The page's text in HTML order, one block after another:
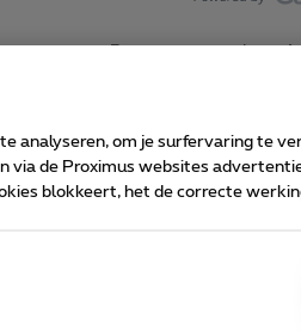
Forumvoorwaarden
©2026Proximus
analyseren, om je surfervaring te
de Proximus websites
blokkeert, het de correcte